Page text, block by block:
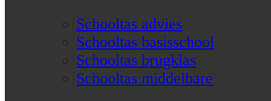
Schooltas advies
Schooltas basisschool
Schooltas brugklas
Schooltas middelbare